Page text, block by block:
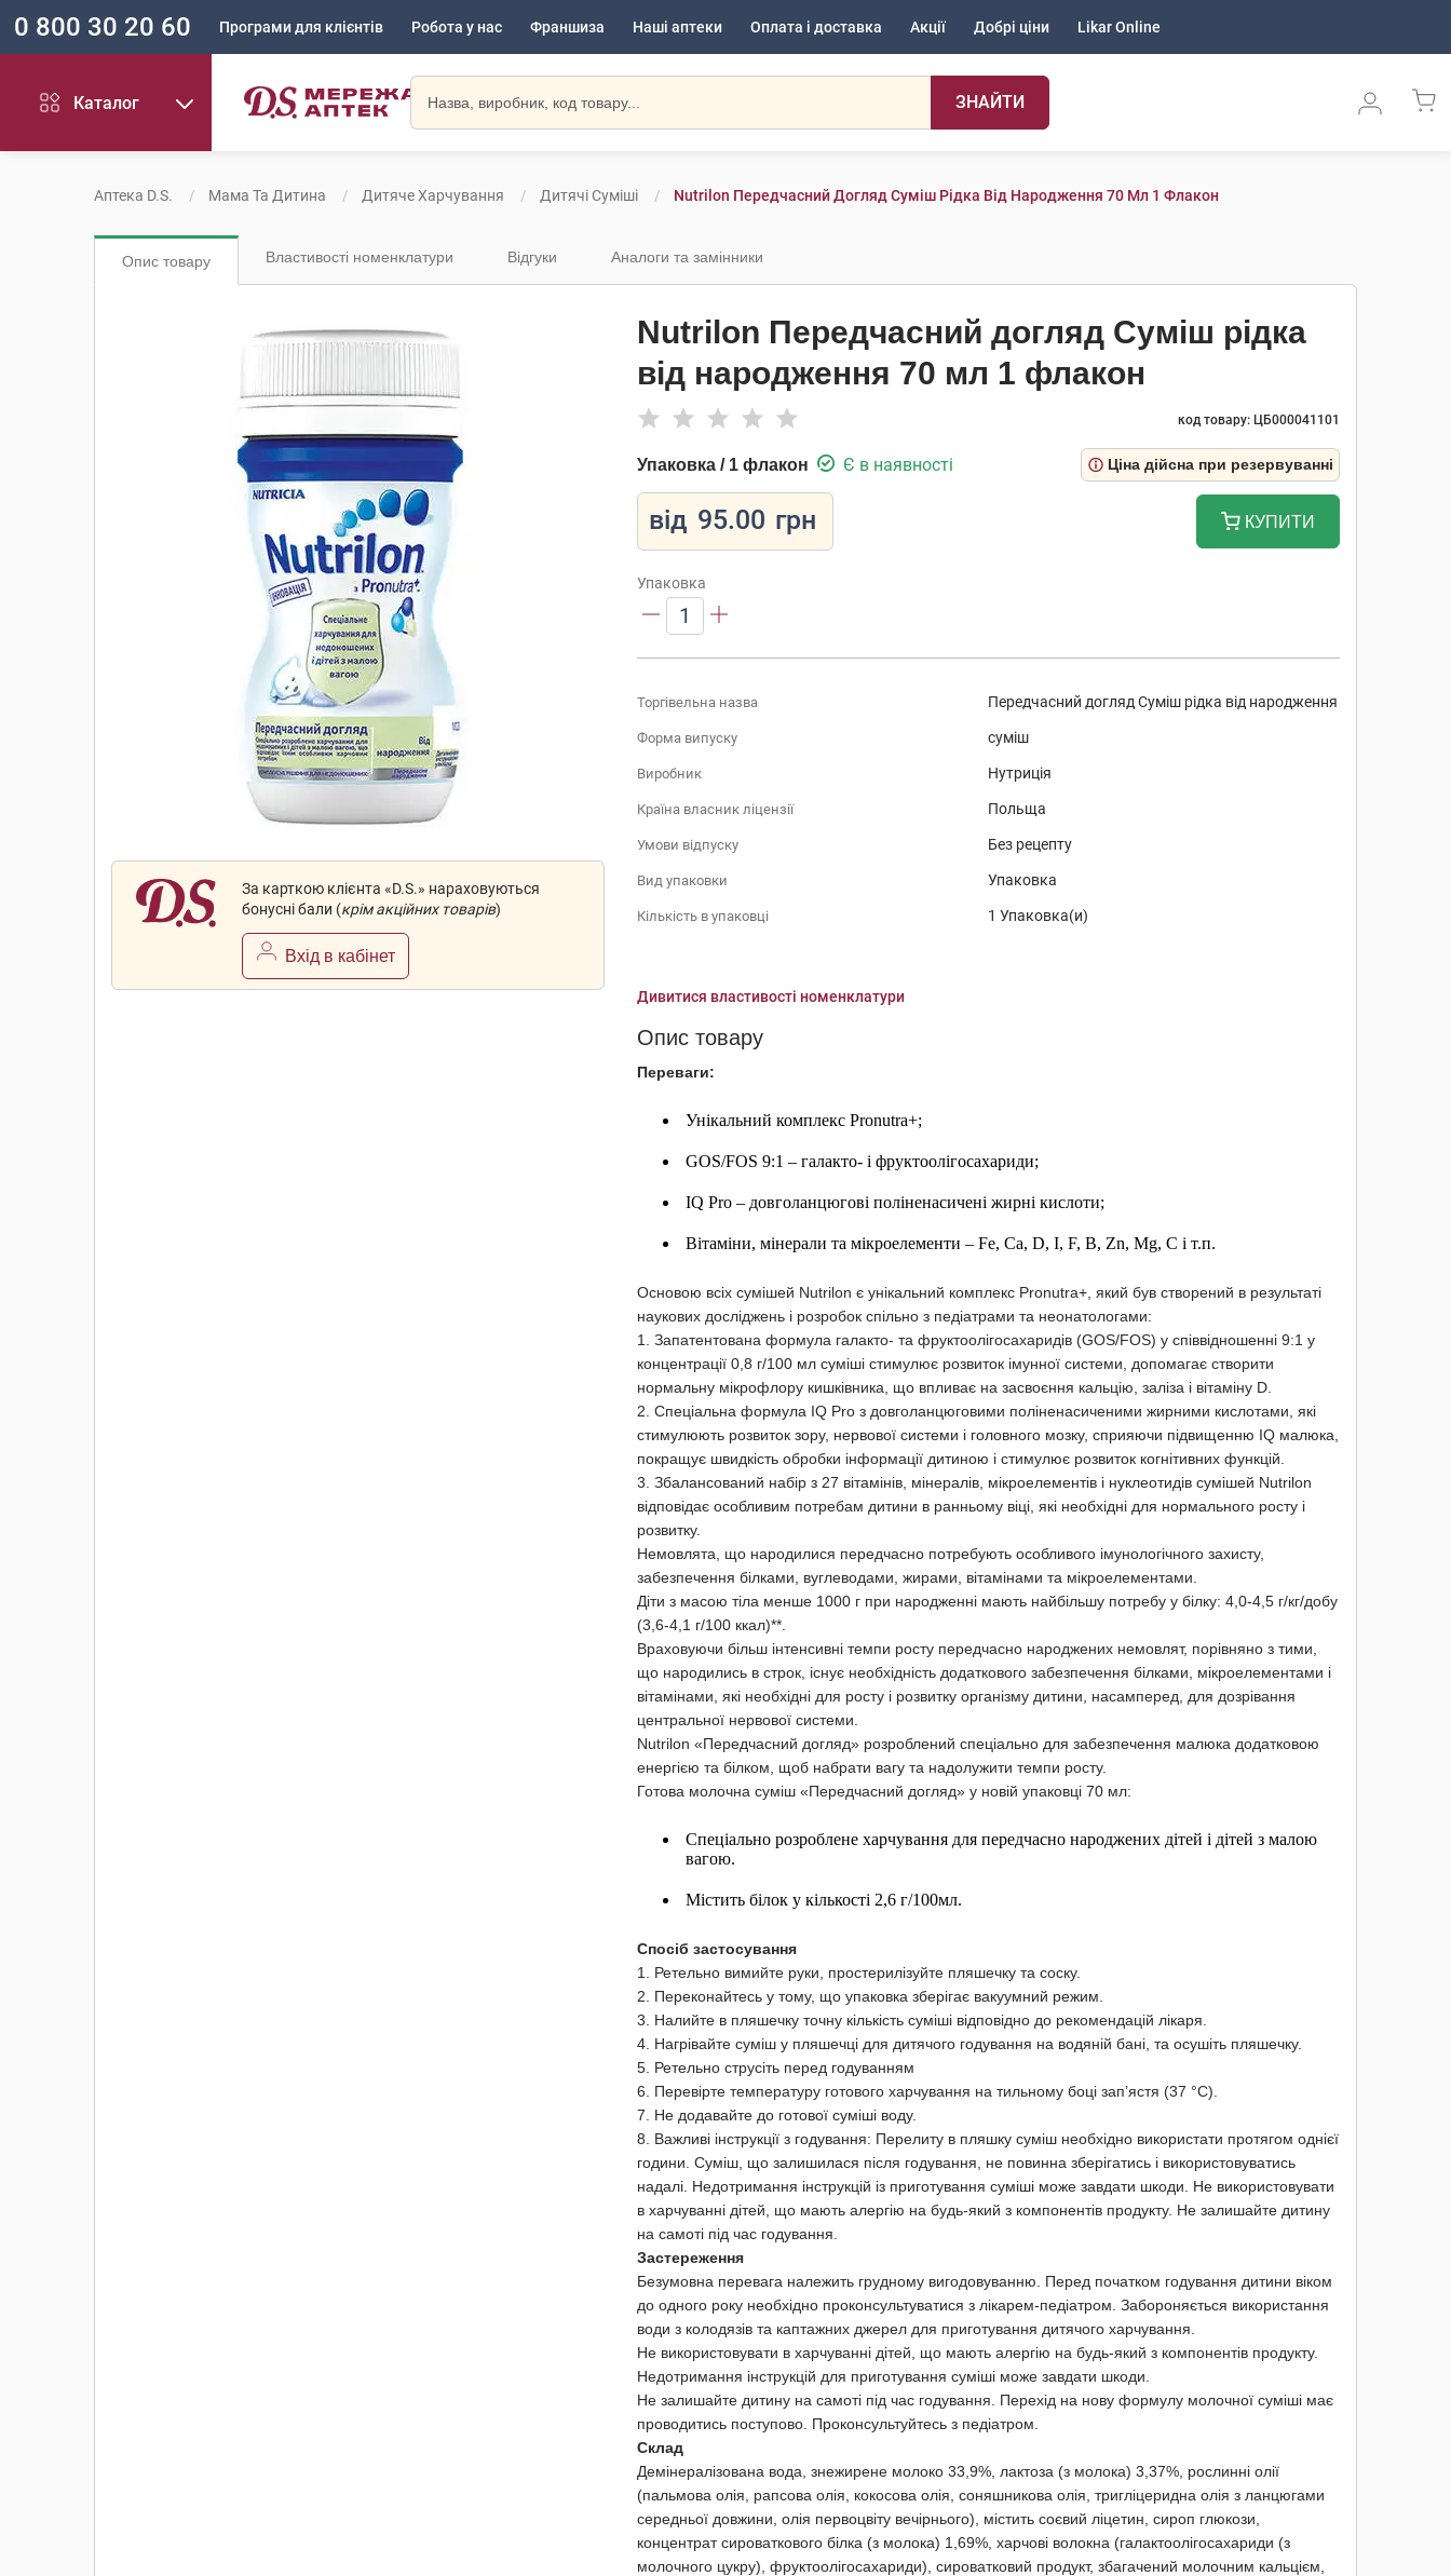
0 800 30 20 60 Програми для клієнтів Робота у нас Франшиза Наші аптеки Оплата і доставка Акції Добрі ціни Likar Online
Каталог ЗНАЙТИ
Аптека D.S. Мама Та Дитина Дитяче Харчування Дитячі Суміші Nutrilon Передчасний Догляд Суміш Рідка Від Народження 70 Мл 1 Флакон
Опис товару Властивості номенклатури Відгуки Аналоги та замінники
За карткою клієнта «D.S.» нараховуються
бонусні бали (крім акційних товарів)
Вхід в кабінет
Nutrilon Передчасний догляд Суміш рідка
від народження 70 мл 1 флакон
код товару: ЦБ000041101
Упаковка / 1 флакон Є в наявності Ціна дійсна при резервуванні
від 95.00 грн КУПИТИ
Упаковка
1
Торгівельна назва Передчасний догляд Суміш рідка від народження
Форма випуску суміш
Виробник Нутриція
Країна власник ліцензії Польща
Умови відпуску Без рецепту
Вид упаковки Упаковка
Кількість в упаковці 1 Упаковка(и)
Дивитися властивості номенклатури
Опис товару
Переваги:
Унікальний комплекс Pronutra+;
GOS/FOS 9:1 – галакто- і фруктоолігосахариди;
IQ Pro – довголанцюгові поліненасичені жирні кислоти;
Вітаміни, мінерали та мікроелементи – Fe, Ca, D, I, F, B, Zn, Mg, C і т.п.
Основою всіх сумішей Nutrilon є унікальний комплекс Pronutra+, який був створений в результаті
наукових досліджень і розробок спільно з педіатрами та неонатологами:
1. Запатентована формула галакто- та фруктоолігосахаридів (GOS/FOS) у співвідношенні 9:1 у
концентрації 0,8 г/100 мл суміші стимулює розвиток імунної системи, допомагає створити
нормальну мікрофлору кишківника, що впливає на засвоєння кальцію, заліза і вітаміну D.
2. Спеціальна формула IQ Pro з довголанцюговими поліненасиченими жирними кислотами, які
стимулюють розвиток зору, нервової системи і головного мозку, сприяючи підвищенню IQ малюка,
покращує швидкість обробки інформації дитиною і стимулює розвиток когнітивних функцій.
3. Збалансований набір з 27 вітамінів, мінералів, мікроелементів і нуклеотидів сумішей Nutrilon
відповідає особливим потребам дитини в ранньому віці, які необхідні для нормального росту і
розвитку.
Немовлята, що народилися передчасно потребують особливого імунологічного захисту,
забезпечення білками, вуглеводами, жирами, вітамінами та мікроелементами.
Діти з масою тіла менше 1000 г при народженні мають найбільшу потребу у білку: 4,0-4,5 г/кг/добу
(3,6-4,1 г/100 ккал)**.
Враховуючи більш інтенсивні темпи росту передчасно народжених немовлят, порівняно з тими,
що народились в строк, існує необхідність додаткового забезпечення білками, мікроелементами і
вітамінами, які необхідні для росту і розвитку організму дитини, насамперед, для дозрівання
центральної нервової системи.
Nutrilon «Передчасний догляд» розроблений спеціально для забезпечення малюка додатковою
енергією та білком, щоб набрати вагу та надолужити темпи росту.
Готова молочна суміш «Передчасний догляд» у новій упаковці 70 мл:
Спеціально розроблене харчування для передчасно народжених дітей і дітей з малою
вагою.
Містить білок у кількості 2,6 г/100мл.
Спосіб застосування
1. Ретельно вимийте руки, простерилізуйте пляшечку та соску.
2. Переконайтесь у тому, що упаковка зберігає вакуумний режим.
3. Налийте в пляшечку точну кількість суміші відповідно до рекомендацій лікаря.
4. Нагрівайте суміш у пляшечці для дитячого годування на водяній бані, та осушіть пляшечку.
5. Ретельно струсіть перед годуванням
6. Перевірте температуру готового харчування на тильному боці зап’ястя (37 °С).
7. Не додавайте до готової суміші воду.
8. Важливі інструкції з годування: Перелиту в пляшку суміш необхідно використати протягом однієї
години. Суміш, що залишилася після годування, не повинна зберігатись і використовуватись
надалі. Недотримання інструкцій із приготування суміші може завдати шкоди. Не використовувати
в харчуванні дітей, що мають алергію на будь-який з компонентів продукту. Не залишайте дитину
на самоті під час годування.
Застереження
Безумовна перевага належить грудному вигодовуванню. Перед початком годування дитини віком
до одного року необхідно проконсультуватися з лікарем-педіатром. Забороняється використання
води з колодязів та каптажних джерел для приготування дитячого харчування.
Не використовувати в харчуванні дітей, що мають алергію на будь-який з компонентів продукту.
Недотримання інструкцій для приготування суміші може завдати шкоди.
Не залишайте дитину на самоті під час годування. Перехід на нову формулу молочної суміші має
проводитись поступово. Проконсультуйтесь з педіатром.
Склад
Демінералізована вода, знежирене молоко 33,9%, лактоза (з молока) 3,37%, рослинні олії
(пальмова олія, рапсова олія, кокосова олія, соняшникова олія, тригліцеридна олія з ланцюгами
середньої довжини, олія первоцвіту вечірнього), містить соєвий ліцетин, сироп глюкози,
концентрат сироваткового білка (з молока) 1,69%, харчові волокна (галактоолігосахариди (з
молочного цукру), фруктоолігосахариди), сироватковий продукт, збагачений молочним кальцієм,